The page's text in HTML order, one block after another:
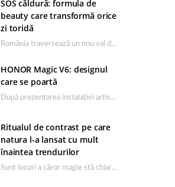
SOS căldură: formula de
beauty care transformă orice
zi toridă
România traversează un nou val de căldură, iar rutina de îngrijire capătă un rol esențial…
HONOR Magic V6: designul
care se poartă
După prezentarea instalației artistice semnată de Catrinel Săbăciag în cadrul evenimentului de lansare HONOR Magic…
Ritualul de contrast pe care
natura l-a lansat cu mult
înaintea trendurilor
Sunt locuri a căror magie stă chiar în firea lor naturală, iar Lacul Ursu din…